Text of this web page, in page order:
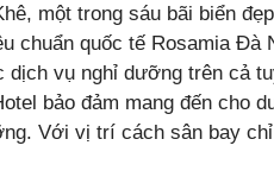
một trong sáu bãi biển
chuẩn quốc tế Rosamia Đà
dịch vụ nghỉ dưỡng trên cả
bảo đảm mang đến cho
Với vị trí cách sân bay